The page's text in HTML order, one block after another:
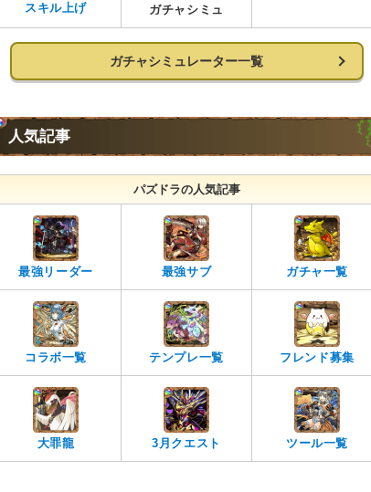
スキル上げ ガチャシミュ
ガチャシミュレーター一覧
人気記事
パズドラの人気記事
最強リーダー 最強サブ ガチャ一覧
コラボ一覧 テンプレ一覧 フレンド募集
大罪龍 3月クエスト ツール一覧